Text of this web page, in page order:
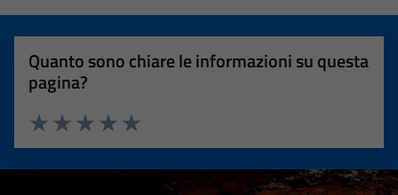
Quanto sono chiare le informazioni su questa
pagina?
Valuta 5 stelle su 5
Valuta 4 stelle su 5
Valuta 3 stelle su 5
Valuta 2 stelle su 5
Valuta 1 stelle su 5